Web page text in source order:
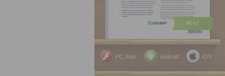
PC, Mac Android iOS
40 Kč